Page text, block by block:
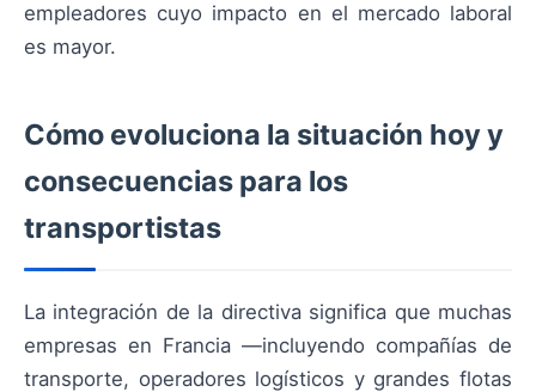
empleadores cuyo impacto en el mercado laboral
es mayor.
Cómo evoluciona la situación hoy y
consecuencias para los
transportistas
La integración de la directiva significa que muchas
empresas en Francia —incluyendo compañías de
transporte, operadores logísticos y grandes flotas